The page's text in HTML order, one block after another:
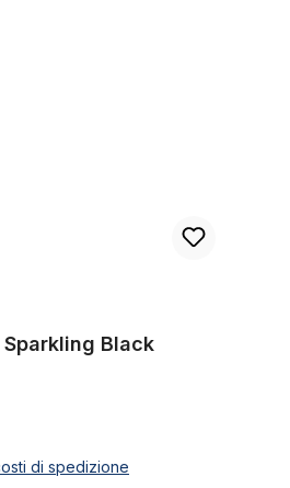
Black
di spedizione